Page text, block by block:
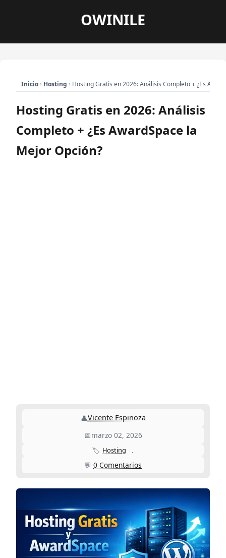
OWINILE
Inicio › Hosting › Hosting Gratis en 2026: Análisis Completo + ¿Es
Hosting Gratis en 2026: Análisis
Completo + ¿Es AwardSpace la
Mejor Opción?
👤Vicente Espinoza
📅marzo 02, 2026
🏷️ Hosting
.
💬 0 Comentarios